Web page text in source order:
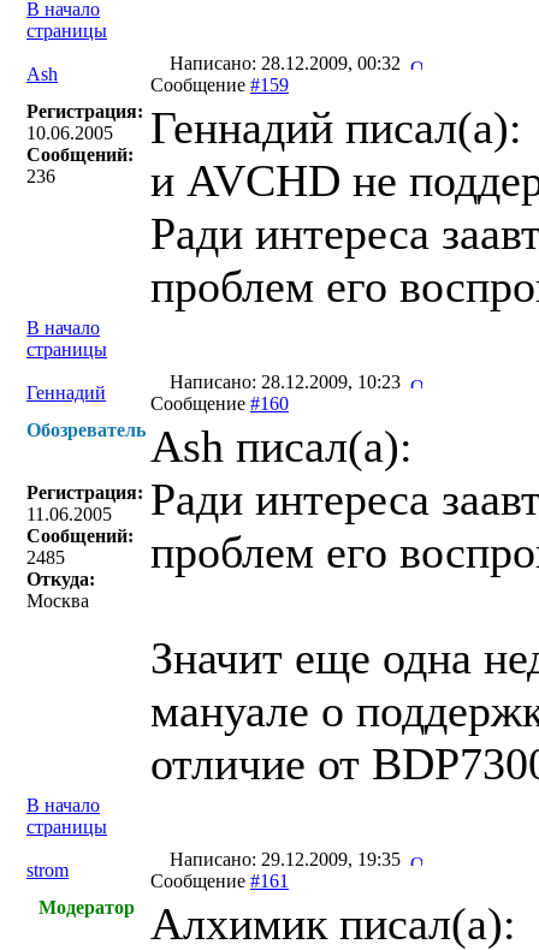
В начало
страницы
Ash
Написано: 28.12.2009, 00:32
Сообщение #159
Регистрация:
10.06.2005
Сообщений:
236
Геннадий писал(a):
и AVCHD не
Ради интереса
проблем его
В начало
страницы
Геннадий
Написано: 28.12.2009, 10:23
Сообщение #160
Обозреватель
Регистрация:
11.06.2005
Сообщений:
2485
Откуда:
Москва
Ash писал(a):
Ради интереса
проблем его
Значит еще одна
мануале о
отличие от
В начало
страницы
strom
Написано: 29.12.2009, 19:35
Сообщение #161
Модератор
Алхимик писал(a):